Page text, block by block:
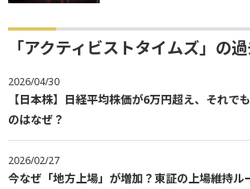
「アクティビストタイムズ」の
2026/04/30
【日本株】日経平均株価が6万円超え、それで
のはなぜ？
2026/02/27
今なぜ「地方上場」が増加？東証の上場維持ル